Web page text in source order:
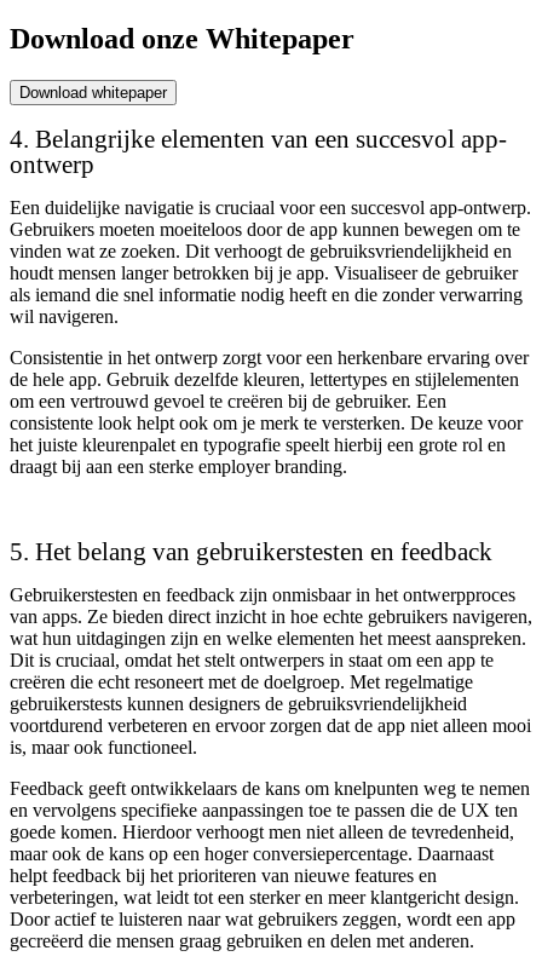
Download onze Whitepaper
Download whitepaper
4. Belangrijke elementen van een succesvol app-
ontwerp
Een duidelijke navigatie is cruciaal voor een succesvol app-ontwerp.
Gebruikers moeten moeiteloos door de app kunnen bewegen om te
vinden wat ze zoeken. Dit verhoogt de gebruiksvriendelijkheid en
houdt mensen langer betrokken bij je app. Visualiseer de gebruiker
als iemand die snel informatie nodig heeft en die zonder verwarring
wil navigeren.
Consistentie in het ontwerp zorgt voor een herkenbare ervaring over
de hele app. Gebruik dezelfde kleuren, lettertypes en stijlelementen
om een vertrouwd gevoel te creëren bij de gebruiker. Een
consistente look helpt ook om je merk te versterken. De keuze voor
het juiste kleurenpalet en typografie speelt hierbij een grote rol en
draagt bij aan een sterke employer branding.
5. Het belang van gebruikerstesten en feedback
Gebruikerstesten en feedback zijn onmisbaar in het ontwerpproces
van apps. Ze bieden direct inzicht in hoe echte gebruikers navigeren,
wat hun uitdagingen zijn en welke elementen het meest aanspreken.
Dit is cruciaal, omdat het stelt ontwerpers in staat om een app te
creëren die echt resoneert met de doelgroep. Met regelmatige
gebruikerstests kunnen designers de gebruiksvriendelijkheid
voortdurend verbeteren en ervoor zorgen dat de app niet alleen mooi
is, maar ook functioneel.
Feedback geeft ontwikkelaars de kans om knelpunten weg te nemen
en vervolgens specifieke aanpassingen toe te passen die de UX ten
goede komen. Hierdoor verhoogt men niet alleen de tevredenheid,
maar ook de kans op een hoger conversiepercentage. Daarnaast
helpt feedback bij het prioriteren van nieuwe features en
verbeteringen, wat leidt tot een sterker en meer klantgericht design.
Door actief te luisteren naar wat gebruikers zeggen, wordt een app
gecreëerd die mensen graag gebruiken en delen met anderen.